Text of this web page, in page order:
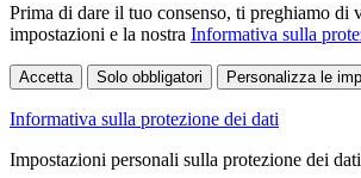
Prima di dare il tuo consenso, ti preghiamo di
impostazioni e la nostra Informativa sulla
Accetta Solo obbligatori Personalizza le
Informativa sulla protezione dei dati
Impostazioni personali sulla protezione dei dati